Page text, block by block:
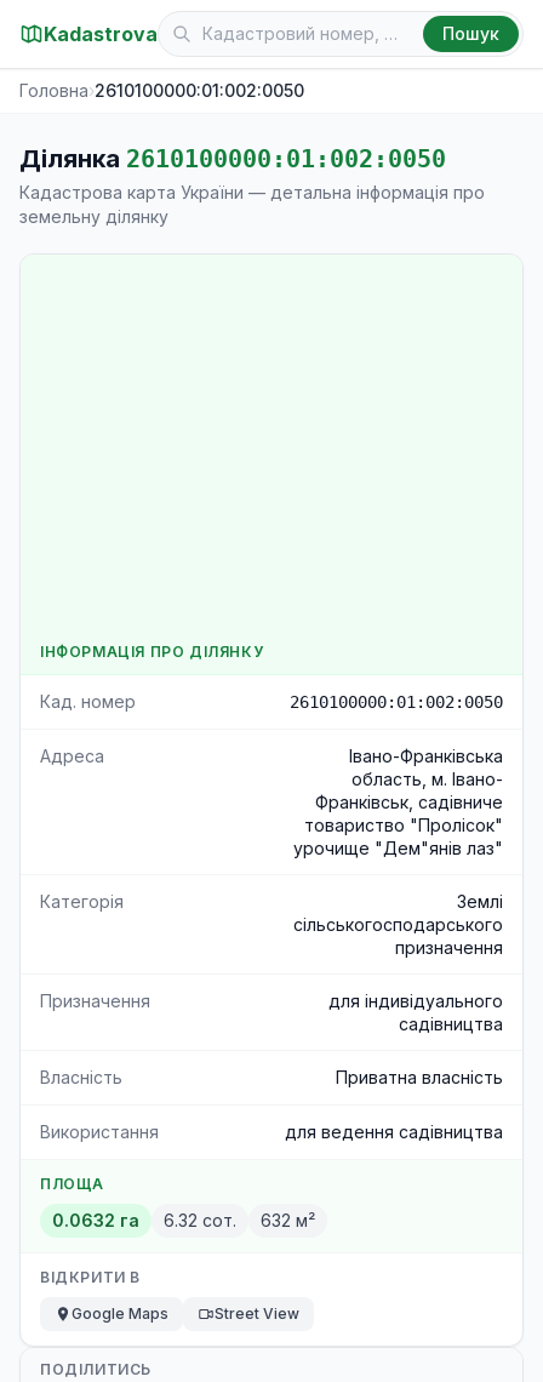
Kadastrova Пошук
Головна›2610100000:01:002:0050
Ділянка 2610100000:01:002:0050
Кадастрова карта України — детальна інформація про
земельну ділянку
ІНФОРМАЦІЯ ПРО ДІЛЯНКУ
Кад. номер 2610100000:01:002:0050
Адреса
Івано-Франківська
область, м. Івано-
Франківськ, садівниче
товариство "Пролісок"
урочище "Дем"янів лаз"
Категорія
Землі
сільськогосподарського
призначення
Призначення
для індивідуального
садівництва
Власність Приватна власність
Використання для ведення садівництва
ПЛОЩА
0.0632 га 6.32 сот. 632 м²
ВІДКРИТИ В
Google Maps
Street View
ПОДІЛИТИСЬ